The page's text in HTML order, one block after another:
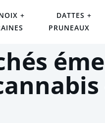
+
DATTES +
PRUNEAUX